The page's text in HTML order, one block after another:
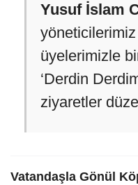
Yusuf İslam
üyelerimizle
‘Derdin
ziyaretler
Vatandaşla Gönül